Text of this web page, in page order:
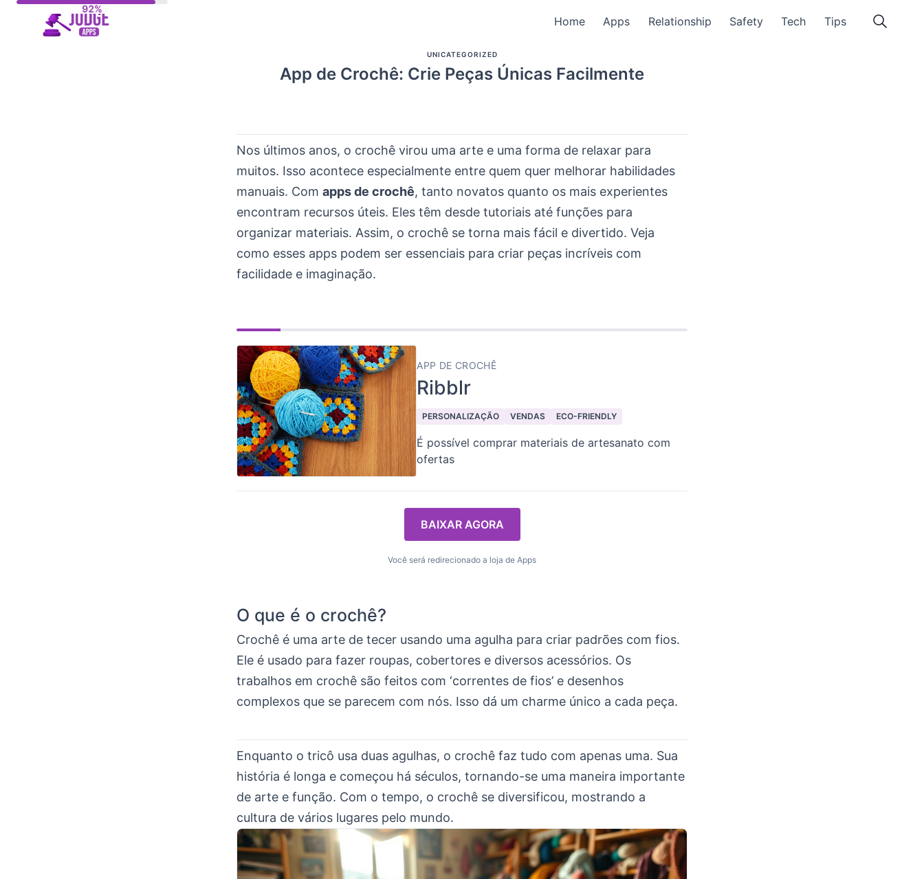
Home Apps Relationship Safety Tech Tips
UNICATEGORIZED
App de Crochê: Crie Peças Únicas Facilmente
Nos últimos anos, o crochê virou uma arte e uma forma de relaxar para
muitos. Isso acontece especialmente entre quem quer melhorar habilidades
manuais. Com apps de crochê, tanto novatos quanto os mais experientes
encontram recursos úteis. Eles têm desde tutoriais até funções para
organizar materiais. Assim, o crochê se torna mais fácil e divertido. Veja
como esses apps podem ser essenciais para criar peças incríveis com
facilidade e imaginação.
APP DE CROCHÊ
Ribblr
PERSONALIZAÇÃO VENDAS ECO-FRIENDLY
É possível comprar materiais de artesanato com
ofertas
BAIXAR AGORA
Você será redirecionado a loja de Apps
O que é o crochê?
Crochê é uma arte de tecer usando uma agulha para criar padrões com fios.
Ele é usado para fazer roupas, cobertores e diversos acessórios. Os
trabalhos em crochê são feitos com ‘correntes de fios’ e desenhos
complexos que se parecem com nós. Isso dá um charme único a cada peça.
Enquanto o tricô usa duas agulhas, o crochê faz tudo com apenas uma. Sua
história é longa e começou há séculos, tornando-se uma maneira importante
de arte e função. Com o tempo, o crochê se diversificou, mostrando a
cultura de vários lugares pelo mundo.